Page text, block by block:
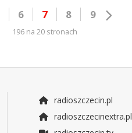
6 7 8 9
196 na 20 stronach
radioszczecin.pl
radioszczecinextra.pl